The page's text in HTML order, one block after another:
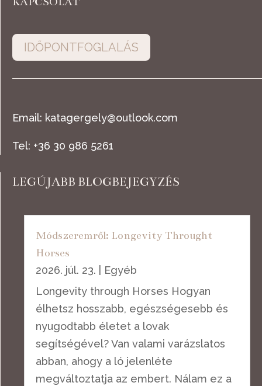
IDŐPONTFOGLALÁS
Email: katagergely@outlook.com
Tel: +36 30 986 5261
LEGÚJABB BLOGBEJEGYZÉS
Módszeremről: Longevity Throught
Horses
2026. júl. 23.
Egyéb
Longevity through Horses Hogyan
élhetsz hosszabb, egészségesebb és
nyugodtabb életet a lovak
segítségével? Van valami varázslatos
abban, ahogy a ló jelenléte
megváltoztatja az embert. Nálam ez a